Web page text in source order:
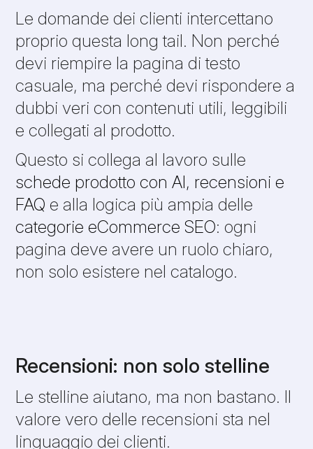
Le domande dei clienti intercettano
proprio questa long tail. Non perché
devi riempire la pagina di testo
casuale, ma perché devi rispondere a
dubbi veri con contenuti utili, leggibili
e collegati al prodotto.
Questo si collega al lavoro sulle
schede prodotto con AI, recensioni e
FAQ e alla logica più ampia delle
categorie eCommerce SEO: ogni
pagina deve avere un ruolo chiaro,
non solo esistere nel catalogo.
Recensioni: non solo stelline
Le stelline aiutano, ma non bastano. Il
valore vero delle recensioni sta nel
linguaggio dei clienti.